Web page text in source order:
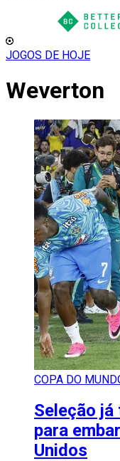
JOGOS DE HOJE
Weverton
COPA DO
Seleção
para
Unidos